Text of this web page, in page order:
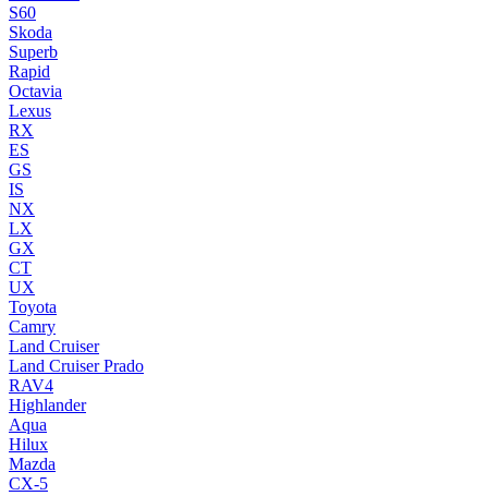
S60
Skoda
Superb
Rapid
Octavia
Lexus
RX
ES
GS
IS
NX
LX
GX
CT
UX
Toyota
Camry
Land Cruiser
Land Cruiser Prado
RAV4
Highlander
Aqua
Hilux
Mazda
CX-5